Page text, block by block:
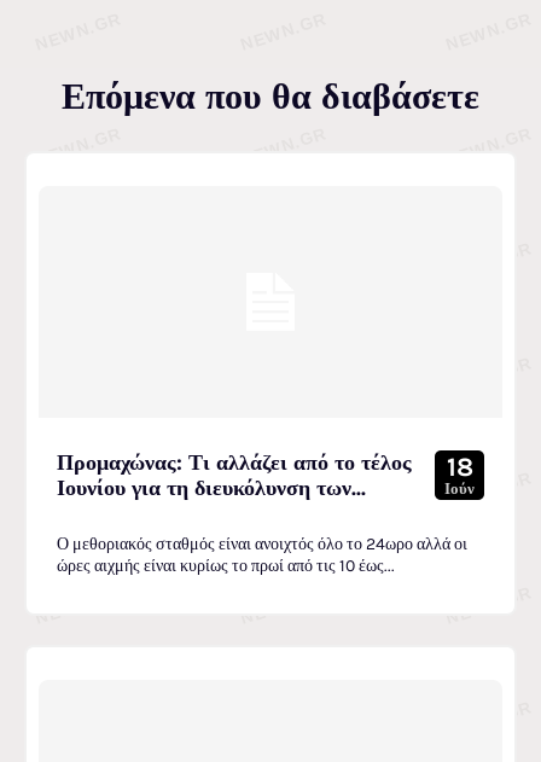
Επόμενα που θα διαβάσετε
Προμαχώνας: Τι αλλάζει από το τέλος
Ιουνίου για τη διευκόλυνση των...
18
Ιούν
Ο μεθοριακός σταθμός είναι ανοιχτός όλο το 24ωρο αλλά οι
ώρες αιχμής είναι κυρίως το πρωί από τις 10 έως...